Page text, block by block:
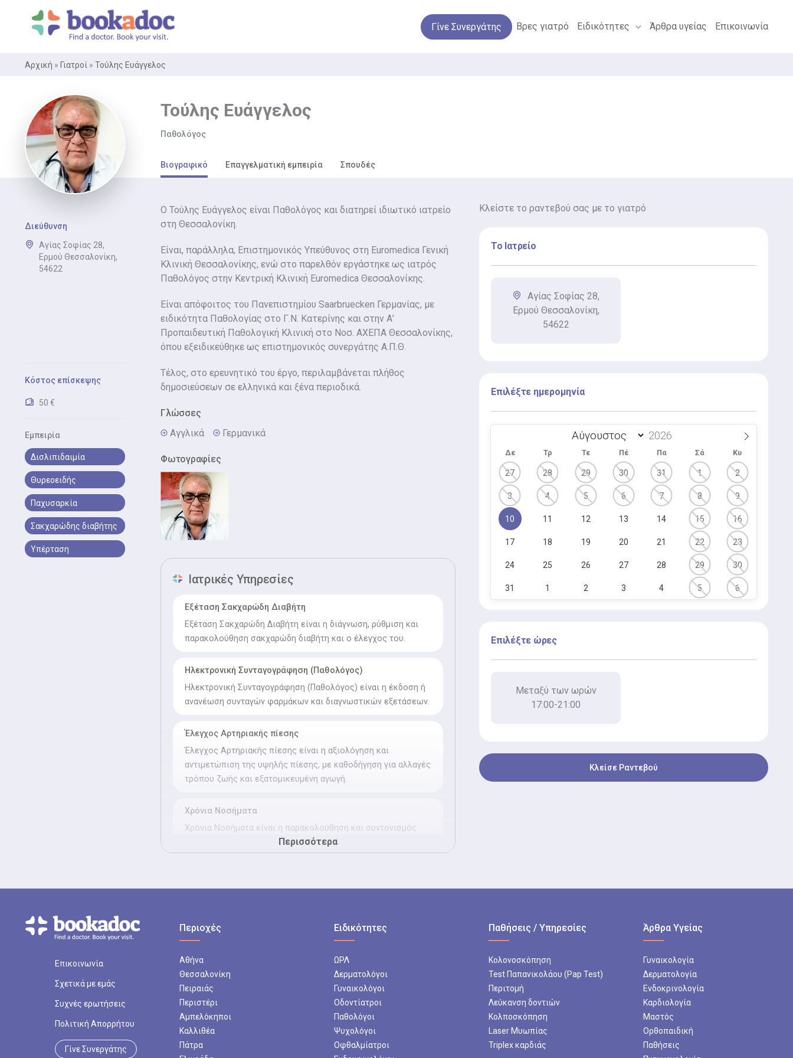
περιεχόμενο
Γίνε Συνεργάτης Βρες γιατρό Ειδικότητες Άρθρα υγείας Επικοινωνία
Αρχική » Γιατροί » Τούλης Ευάγγελος
Τούλης Ευάγγελος
Παθολόγος
Διεύθυνση
Αγίας Σοφίας 28,
Ερμού Θεσσαλονίκη,
54622
Κόστος επίσκεψης
50 €
Εμπειρία
Δισλιπιδαιμία
Θυρεοειδής
Παχυσαρκία
Σακχαρώδης διαβήτης
Υπέρταση
Βιογραφικό Επαγγελματική εμπειρία Σπουδές
Ο Τούλης Ευάγγελος είναι Παθολόγος και διατηρεί ιδιωτικό ιατρείο
στη Θεσσαλονίκη.
Είναι, παράλληλα, Επιστημονικός Υπεύθυνος στη Euromedica Γενική
Κλινική Θεσσαλονίκης, ενώ στο παρελθόν εργάστηκε ως ιατρός
Παθολόγος στην Κεντρική Κλινική Euromedica Θεσσαλονίκης.
Είναι απόφοιτος του Πανεπιστημίου Saarbruecken Γερμανίας, με
ειδικότητα Παθολογίας στο Γ.Ν. Κατερίνης και στην Α’
Προπαιδευτική Παθολογική Κλινική στο Νοσ. ΑΧΕΠΑ Θεσσαλονίκης,
όπου εξειδικεύθηκε ως επιστημονικός συνεργάτης Α.Π.Θ.
Τέλος, στο ερευνητικό του έργο, περιλαμβάνεται πλήθος
δημοσιεύσεων σε ελληνικά και ξένα περιοδικά.
Γλώσσες
Αγγλικά
Γερμανικά
Φωτογραφίες
Ιατρικές Υπηρεσίες
Εξέταση Σακχαρώδη Διαβήτη
Εξέταση Σακχαρώδη Διαβήτη είναι η διάγνωση, ρύθμιση και
παρακολούθηση σακχαρώδη διαβήτη και ο έλεγχος του.
Ηλεκτρονική Συνταγογράφηση (Παθολόγος)
Ηλεκτρονική Συνταγογράφηση (Παθολόγος) είναι η έκδοση ή
ανανέωση συνταγών φαρμάκων και διαγνωστικών εξετάσεων.
Έλεγχος Αρτηριακής πίεσης
Έλεγχος Αρτηριακής πίεσης είναι η αξιολόγηση και
αντιμετώπιση της υψηλής πίεσης, με καθοδήγηση για αλλαγές
τρόπου ζωής και εξατομικευμένη αγωγή.
Χρόνια Νοσήματα
Χρόνια Νοσήματα είναι η παρακολούθηση και συντονισμός
της φροντίδας ασθενών με χρόνιες παθήσεις, όπως
καρδιοπάθειες, ΧΑΠ και νεφρική ανεπάρκεια.
Παχυσαρκία - μέτρηση μεταβολισμού
συνοδών παραγόντων κινδύνου.
Πιστοποιητικά - Βεβαιώσεις υγείας
Πιστοποιητικά - Βεβαιώσεις υγείας είναι ιατρικές
βεβαιώσεις για εργασία, οδήγηση και αθλητικές
δραστηριότητες.
Προληπτική Ιατρική
Περισσότερα
Κλείστε το ραντεβού σας με το γιατρό
Το Ιατρείο
Αγίας Σοφίας 28,
Ερμού Θεσσαλονίκη,
54622
Επιλέξτε ημερομηνία
Δε Τρ Τε Πέ Πα Σά Κυ
27 28 29 30 31 1 2
3 4 5 6 7 8 9
10 11 12 13 14 15 16
17 18 19 20 21 22 23
24 25 26 27 28 29 30
31 1 2 3 4 5 6
Επιλέξτε ώρες
Μεταξύ των ωρών
17:00-21:00
Κλείσε Ραντεβού
Επικοινωνία
Σχετικά με εμάς
Συχνές ερωτήσεις
Πολιτική Απορρήτου
Γίνε Συνεργάτης
Περιοχές
Αθήνα
Θεσσαλονίκη
Πειραιάς
Περιστέρι
Αμπελόκηποι
Καλλιθέα
Πάτρα
Ειδικότητες
ΩΡΛ
Δερματολόγοι
Γυναικολόγοι
Οδοντίατροι
Παθολόγοι
Ψυχολόγοι
Οφθαλμίατροι
Παθήσεις / Υπηρεσίες
Κολονοσκόπηση
Test Παπανικολάου (Pap Test)
Περιτομή
Λεύκανση δοντιών
Κολποσκόπηση
Laser Μυωπίας
Triplex καρδιάς
Άρθρα Υγείας
Γυναικολογία
Δερματολογία
Ενδοκρινολογία
Καρδιολογία
Μαστός
Ορθοπαιδική
Παθήσεις